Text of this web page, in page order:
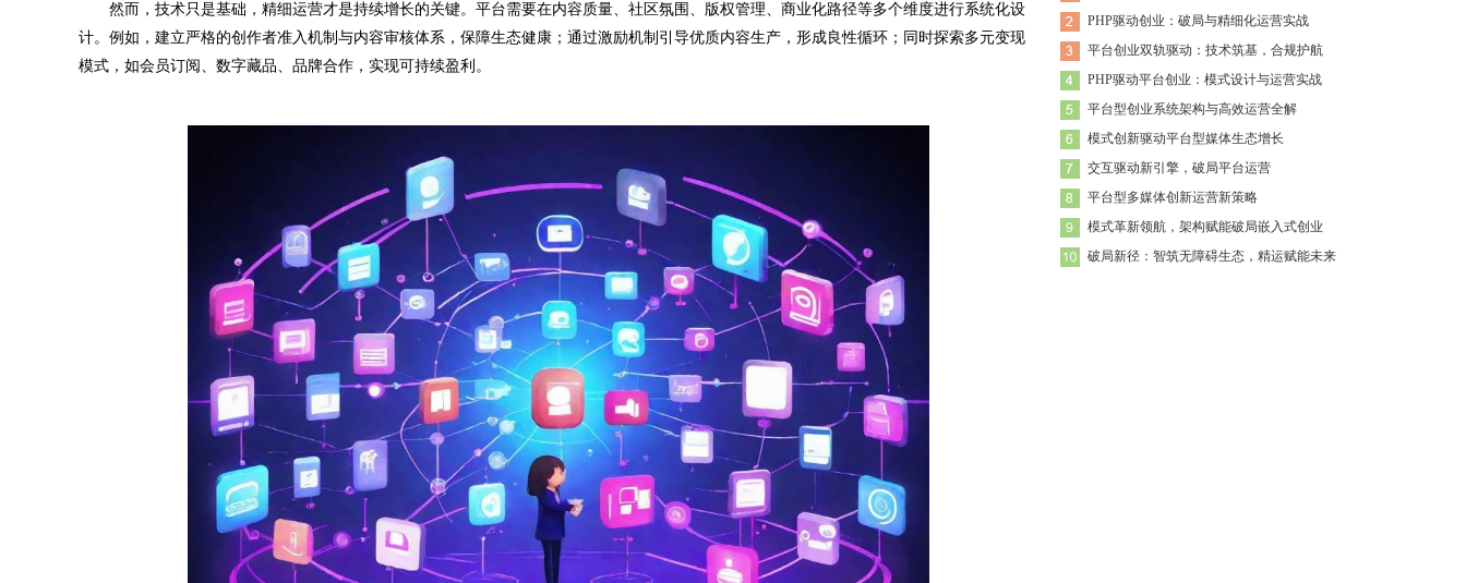
然而，技术只是基础，精细运营才是持续增长的关键。平台需要在内容质量、社区氛围、版权管理、商业化路径等多个维度进行系统化设
计。例如，建立严格的创作者准入机制与内容审核体系，保障生态健康；通过激励机制引导优质内容生产，形成良性循环；同时探索多元变现
模式，如会员订阅、数字藏品、品牌合作，实现可持续盈利。
PHP驱动创业：破局与精细化运营实战
平台创业双轨驱动：技术筑基，合规护航
PHP驱动平台创业：模式设计与运营实战
平台型创业系统架构与高效运营全解
模式创新驱动平台型媒体生态增长
交互驱动新引擎，破局平台运营
平台型多媒体创新运营新策略
模式革新领航，架构赋能破局嵌入式创业
破局新径：智筑无障碍生态，精运赋能未来